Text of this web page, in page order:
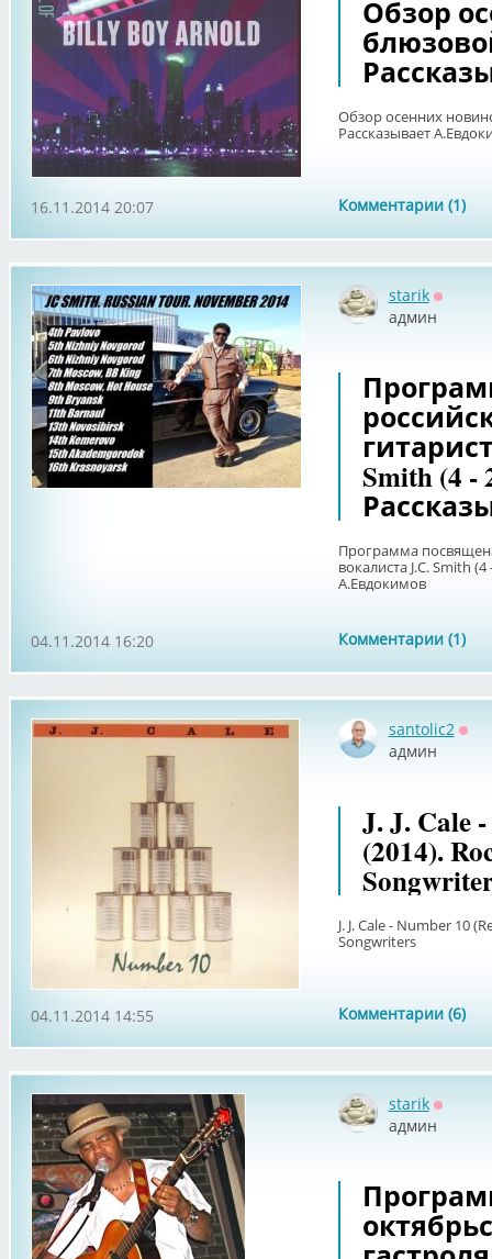
Обзор
Обзор осенних
Рассказывает
Комментарии (1)
16.11.2014 20:07
starik
админ
Smith (4 -
Программа
вокалиста J.C. Smith
А.Евдокимов
Комментарии (1)
04.11.2014 16:20
santolic2
админ
J. J. Cale
(2014).
J. J. Cale - Number 10
Songwriters
Комментарии (6)
04.11.2014 14:55
starik
админ